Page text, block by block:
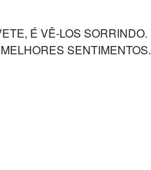
É VÊ-LOS SORRINDO.
SENTIMENTOS.